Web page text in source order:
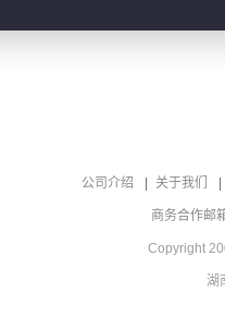
公司介绍 关于我们
商务合作邮
Copyright
湖